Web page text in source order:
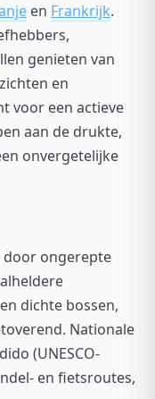
en Frankrijk.
genieten van
en
voor een actieve
aan de drukte,
onvergetelijke
door ongerepte
dichte bossen,
Nationale
(UNESCO-
en fietsroutes,